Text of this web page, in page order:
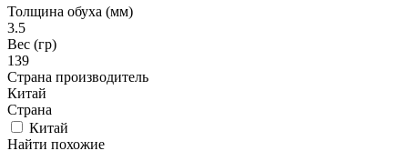
Толщина обуха (мм)
3.5
Вес (гр)
139
Страна производитель
Китай
Страна
Китай
Найти похожие